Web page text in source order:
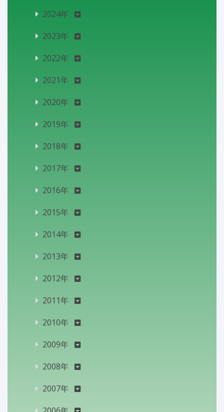
2024年
2023年
2022年
2021年
2020年
2019年
2018年
2017年
2016年
2015年
2014年
2013年
2012年
2011年
2010年
2009年
2008年
2007年